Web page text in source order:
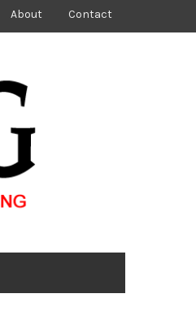
About Contact